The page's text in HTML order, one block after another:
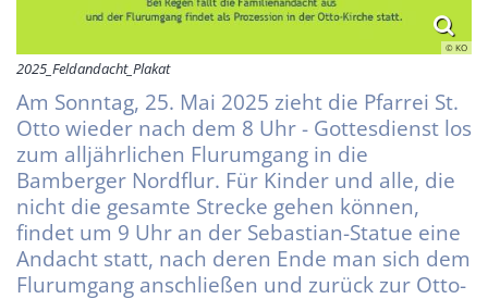
© KO
2025_Feldandacht_Plakat
Am Sonntag, 25. Mai 2025 zieht die Pfarrei St.
Otto wieder nach dem 8 Uhr - Gottesdienst los
zum alljährlichen Flurumgang in die
Bamberger Nordflur. Für Kinder und alle, die
nicht die gesamte Strecke gehen können,
findet um 9 Uhr an der Sebastian-Statue eine
Andacht statt, nach deren Ende man sich dem
Flurumgang anschließen und zurück zur Otto-